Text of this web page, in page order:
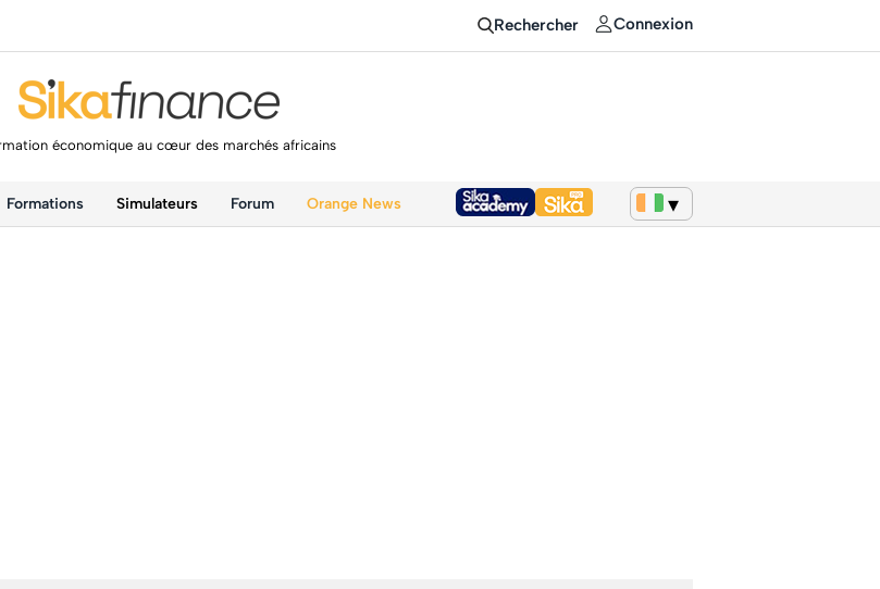
Rechercher Connexion
économique au cœur des marchés africains
Formations Simulateurs Forum Orange News